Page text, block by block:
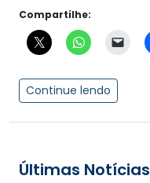
Compartilhe:
Continue lendo
Últimas Notícias